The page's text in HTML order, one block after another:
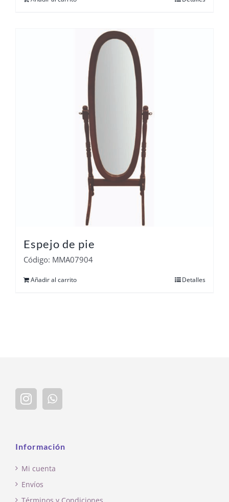
Espejo de pie
Código: MMA07904
Añadir al carrito Detalles
Información
Mi cuenta
Envíos